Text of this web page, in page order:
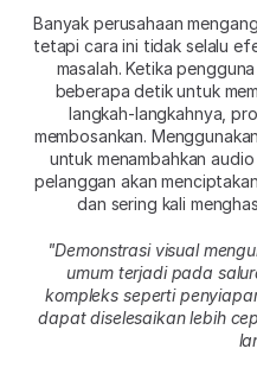
Banyak perusahaan
tetapi cara ini tidak selalu
masalah. Ketika
beberapa detik untuk
langkah-langkahnya,
membosankan.
untuk menambahkan
pelanggan akan
dan sering kali
"Demonstrasi visual
umum terjadi pada
kompleks seperti
dapat diselesaikan lebih